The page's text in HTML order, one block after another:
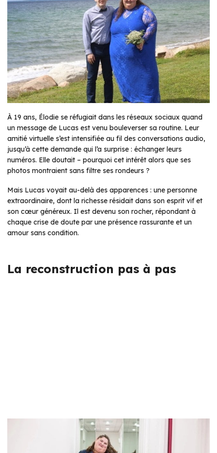
À 19 ans, Élodie se réfugiait dans les réseaux sociaux quand
un message de Lucas est venu bouleverser sa routine. Leur
amitié virtuelle s’est intensifiée au fil des conversations audio,
jusqu’à cette demande qui l’a surprise : échanger leurs
numéros. Elle doutait – pourquoi cet intérêt alors que ses
photos montraient sans filtre ses rondeurs ?
Mais Lucas voyait au-delà des apparences : une personne
extraordinaire, dont la richesse résidait dans son esprit vif et
son cœur généreux. Il est devenu son rocher, répondant à
chaque crise de doute par une présence rassurante et un
amour sans condition.
La reconstruction pas à pas